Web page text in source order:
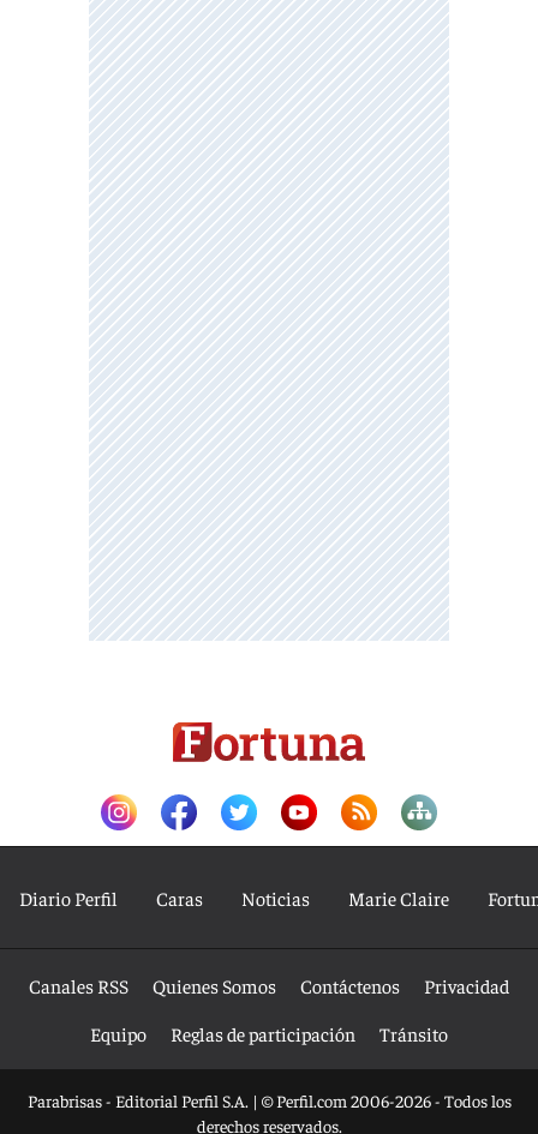
Diario Perfil Caras Noticias Marie Claire
Canales RSS Quienes Somos Contáctenos
Privacidad
Equipo
Reglas de participación Tránsito
Parabrisas - Editorial Perfil S.A. | © Perfil.com 2006-2026 - Todos los
derechos reservados.